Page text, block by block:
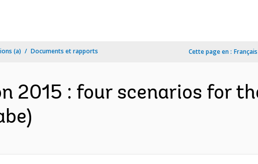
(a) Documents et rapports Cette page en : Français
2015 : four scenarios for